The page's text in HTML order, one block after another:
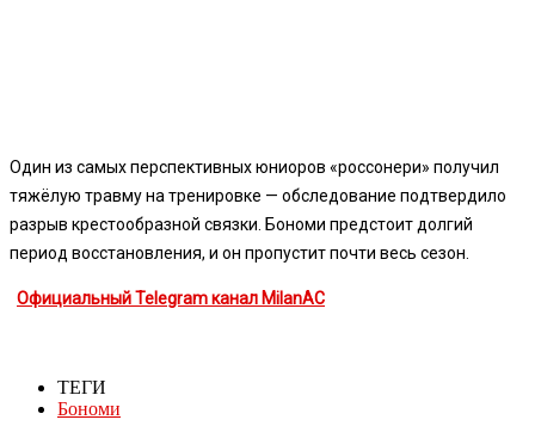
Один из самых перспективных юниоров «россонери» получил
тяжёлую травму на тренировке — обследование подтвердило
разрыв крестообразной связки. Бономи предстоит долгий
период восстановления, и он пропустит почти весь сезон.
Официальный Telegram канал MilanAC
ТЕГИ
Бономи